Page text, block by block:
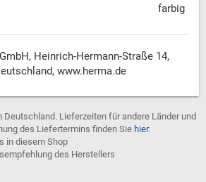
farbig
Heinrich-Hermann-Straße 14,
www.herma.de
Lieferzeiten für andere Länder und
des Liefertermins finden Sie hier.
in diesem Shop
des Herstellers